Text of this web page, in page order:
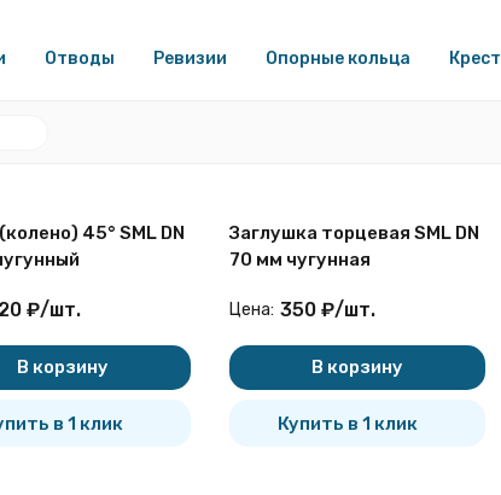
Отводы Ревизии Опорные кольца
₽/шт.
В корзину
в 1 клик
Заглушка торцевая SML DN
70 мм чугунная
Цена: 350 ₽/шт.
В корзину
Купить в 1 клик